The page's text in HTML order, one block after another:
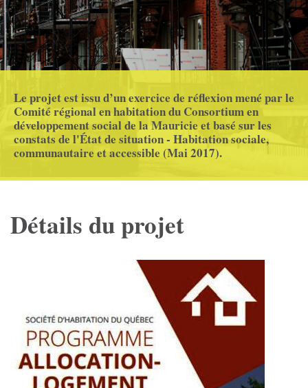
Le projet est issu d’un exercice de réflexion mené par le
Comité régional en habitation du Consortium en
développement social de la Mauricie et basé sur les
constats de l'État de situation - Habitation sociale,
communautaire et accessible (Mai 2017).
Détails du projet